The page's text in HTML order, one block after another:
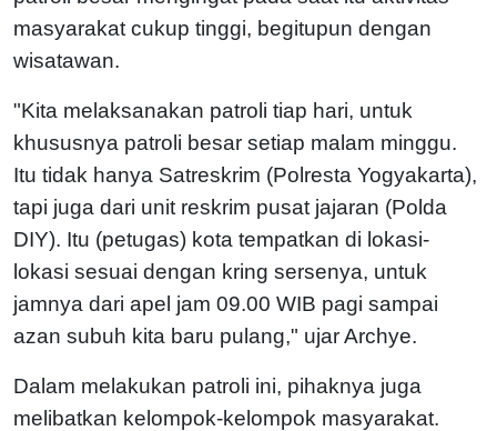
masyarakat cukup tinggi, begitupun dengan
wisatawan.
"Kita melaksanakan patroli tiap hari, untuk
khususnya patroli besar setiap malam minggu.
Itu tidak hanya Satreskrim (Polresta Yogyakarta),
tapi juga dari unit reskrim pusat jajaran (Polda
DIY). Itu (petugas) kota tempatkan di lokasi-
lokasi sesuai dengan kring sersenya, untuk
jamnya dari apel jam 09.00 WIB pagi sampai
azan subuh kita baru pulang," ujar Archye.
Dalam melakukan patroli ini, pihaknya juga
melibatkan kelompok-kelompok masyarakat.